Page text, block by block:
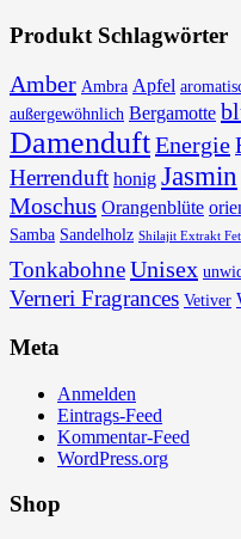
Produkt Schlagwörter
Amber Ambra Apfel
außergewöhnlich Bergamotte
DamenduftEnergie
Herrenduft honig Jasmin
Moschus Orangenblüte
Samba Sandelholz Shilajit Extrakt
TonkabohneUnisex
Verneri Fragrances Vetiver
Meta
Anmelden
Eintrags-Feed
Kommentar-Feed
WordPress.org
Shop